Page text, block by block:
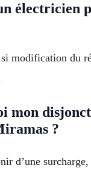
électricien
modification du
mon
?
d’une